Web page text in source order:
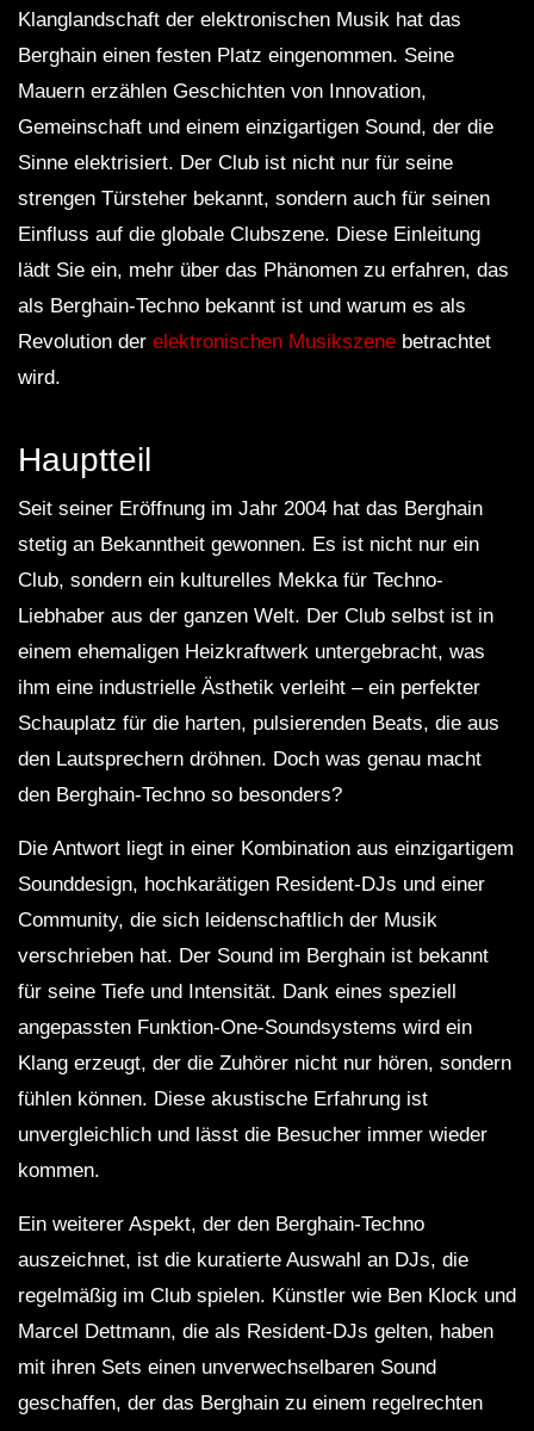
Klanglandschaft der elektronischen Musik hat das
Berghain einen festen Platz eingenommen. Seine
Mauern erzählen Geschichten von Innovation,
Gemeinschaft und einem einzigartigen Sound, der die
Sinne elektrisiert. Der Club ist nicht nur für seine
strengen Türsteher bekannt, sondern auch für seinen
Einfluss auf die globale Clubszene. Diese Einleitung
lädt Sie ein, mehr über das Phänomen zu erfahren, das
als Berghain-Techno bekannt ist und warum es als
Revolution der elektronischen Musikszene betrachtet
wird.
Hauptteil
Seit seiner Eröffnung im Jahr 2004 hat das Berghain
stetig an Bekanntheit gewonnen. Es ist nicht nur ein
Club, sondern ein kulturelles Mekka für Techno-
Liebhaber aus der ganzen Welt. Der Club selbst ist in
einem ehemaligen Heizkraftwerk untergebracht, was
ihm eine industrielle Ästhetik verleiht – ein perfekter
Schauplatz für die harten, pulsierenden Beats, die aus
den Lautsprechern dröhnen. Doch was genau macht
den Berghain-Techno so besonders?
Die Antwort liegt in einer Kombination aus einzigartigem
Sounddesign, hochkarätigen Resident-DJs und einer
Community, die sich leidenschaftlich der Musik
verschrieben hat. Der Sound im Berghain ist bekannt
für seine Tiefe und Intensität. Dank eines speziell
angepassten Funktion-One-Soundsystems wird ein
Klang erzeugt, der die Zuhörer nicht nur hören, sondern
fühlen können. Diese akustische Erfahrung ist
unvergleichlich und lässt die Besucher immer wieder
kommen.
Ein weiterer Aspekt, der den Berghain-Techno
auszeichnet, ist die kuratierte Auswahl an DJs, die
regelmäßig im Club spielen. Künstler wie Ben Klock und
Marcel Dettmann, die als Resident-DJs gelten, haben
mit ihren Sets einen unverwechselbaren Sound
geschaffen, der das Berghain zu einem regelrechten